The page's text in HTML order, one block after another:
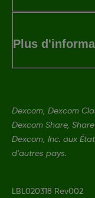
Plus
Dexcom, Dexcom
Dexcom Share,
Dexcom, Inc. aux
d'autres pays.
LBL020318 Rev002